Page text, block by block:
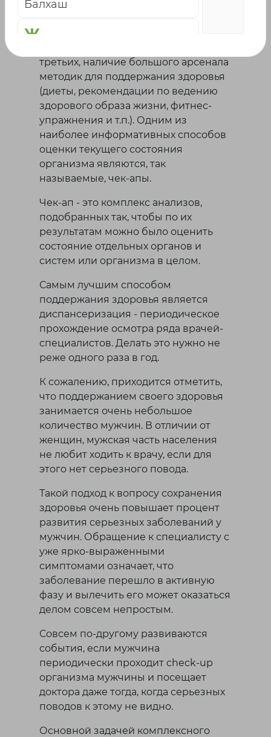
вторых, многие считают, что качество
третьих, наличие большого арсенала
методик для поддержания здоровья
(диеты, рекомендации по ведению
здорового образа жизни, фитнес-
упражнения и т.п.). Одним из
наиболее информативных способов
оценки текущего состояния
организма являются, так
называемые, чек-апы.
Чек-ап - это комплекс анализов,
подобранных так, чтобы по их
результатам можно было оценить
состояние отдельных органов и
систем или организма в целом.
Самым лучшим способом
поддержания здоровья является
диспансеризация - периодическое
прохождение осмотра ряда врачей-
специалистов. Делать это нужно не
реже одного раза в год.
К сожалению, приходится отметить,
что поддержанием своего здоровья
занимается очень небольшое
количество мужчин. В отличии от
женщин, мужская часть населения
не любит ходить к врачу, если для
этого нет серьезного повода.
Такой подход к вопросу сохранения
здоровья очень повышает процент
развития серьезных заболеваний у
мужчин. Обращение к специалисту с
уже ярко-выраженными
симптомами означает, что
заболевание перешло в активную
фазу и вылечить его может оказаться
делом совсем непростым.
Совсем по-другому развиваются
события, если мужчина
периодически проходит check-up
организма мужчины и посещает
доктора даже тогда, когда серьезных
поводов к этому не видно.
Основной задачей комплексного
Балхаш
Ж
Жаркент
Жезказган
Жетысай
Караганда
Каскелен
Кокшетау
Костанай
Кызылорда
Лисаковск
Павлодар
Петропавловск
Рудный
Сатпаев
Талдыкорган
Тараз
Темиртау
Туркестанская область
Уральск
Чунджа